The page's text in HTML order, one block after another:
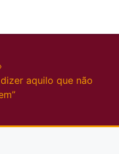
aquilo que não